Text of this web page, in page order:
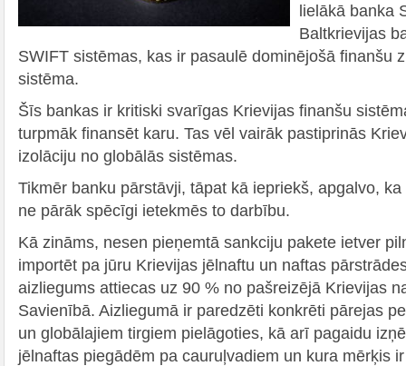
lielākā banka
Baltkrievijas
SWIFT sistēmas, kas ir pasaulē dominējošā finanšu
sistēma.
Šīs bankas ir kritiski svarīgas Krievijas finanšu
turpmāk finansēt karu. Tas vēl vairāk pastiprinās
izolāciju no globālās sistēmas.
Tikmēr banku pārstāvji, tāpat kā iepriekš, apgalvo,
ne pārāk spēcīgi ietekmēs to darbību.
Kā zināms, nesen pieņemtā sankciju pakete ietver
importēt pa jūru Krievijas jēlnaftu un naftas
aizliegums attiecas uz 90 % no pašreizējā Krievijas
Savienībā. Aizliegumā ir paredzēti konkrēti pārejas
un globālajiem tirgiem pielāgoties, kā arī pagaidu
jēlnaftas piegādēm pa cauruļvadiem un kura mērķis